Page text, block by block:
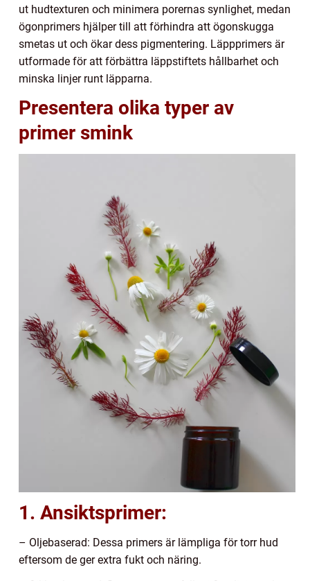
ut hudtexturen och minimera porernas synlighet, medan
ögonprimers hjälper till att förhindra att ögonskugga
smetas ut och ökar dess pigmentering. Läppprimers är
utformade för att förbättra läppstiftets hållbarhet och
minska linjer runt läpparna.
Presentera olika typer av
primer smink
1. Ansiktsprimer:
– Oljebaserad: Dessa primers är lämpliga för torr hud
eftersom de ger extra fukt och näring.